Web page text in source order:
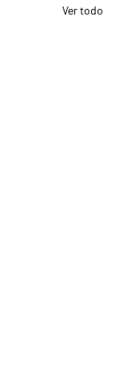
Ver todo